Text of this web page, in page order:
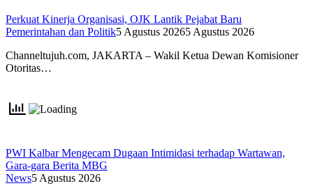
Perkuat Kinerja Organisasi, OJK Lantik Pejabat Baru
Pemerintahan dan Politik5 Agustus 20265 Agustus 2026
Channeltujuh.com, JAKARTA – Wakil Ketua Dewan Komisioner
Otoritas…
PWI Kalbar Mengecam Dugaan Intimidasi terhadap Wartawan,
Gara-gara Berita MBG
News5 Agustus 2026